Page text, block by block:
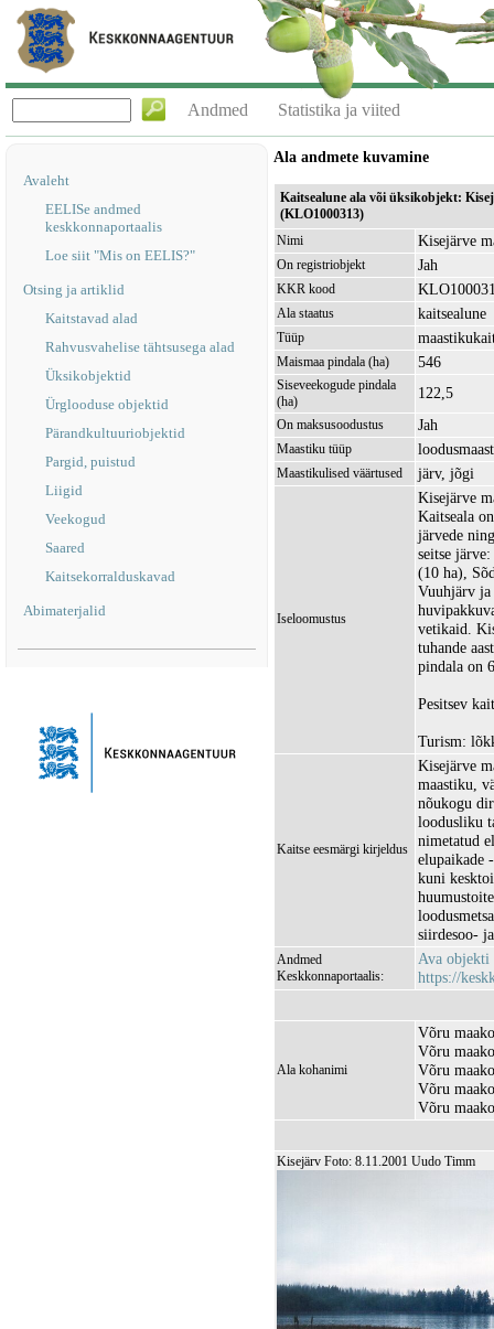
Andmed Statistika ja viited
Avaleht
EELISe andmed
keskkonnaportaalis
Loe siit "Mis on EELIS?"
Otsing ja artiklid
Kaitstavad alad
Rahvusvahelise tähtsusega alad
Üksikobjektid
Ürglooduse objektid
Pärandkultuuriobjektid
Pargid, puistud
Liigid
Veekogud
Saared
Kaitsekorralduskavad
Abimaterjalid
Ala andmete kuvamine
Kaitsealune ala või üksikobjekt:
(KLO1000313)
Nimi
Kisejärve
On registriobjekt Jah
KKR kood
Ala staatus kaitsealune
Tüüp
Maismaa pindala (ha) 546
Siseveekogude pindala
(ha)
122,5
On maksusoodustus Jah
Maastiku tüüp
Maastikulised väärtused järv, jõgi
Iseloomustus
Kisejärve
Kaitseala
järvede
seitse
(10 ha),
Vuuhjärv ja
vetikaid.
tuhande
pindala on
Pesitsev
Turism:
Kaitse eesmärgi kirjeldus
Kisejärve
maastiku,
nõukogu
loodusliku
nimetatud
elupaikade
kuni
siirdesoo-
Andmed
Keskkonnaportaalis:
Ava objekti
https://
Ala kohanimi
Võru
Võru
Võru
Võru
Võru
Kisejärv Foto: 8.11.2001 Uudo Timm